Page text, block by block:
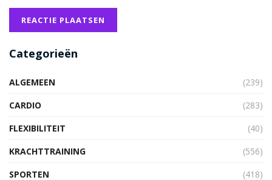
Categorieën
ALGEMEEN
(239)
CARDIO
(283)
FLEXIBILITEIT
(40)
KRACHTTRAINING
(556)
SPORTEN
(418)